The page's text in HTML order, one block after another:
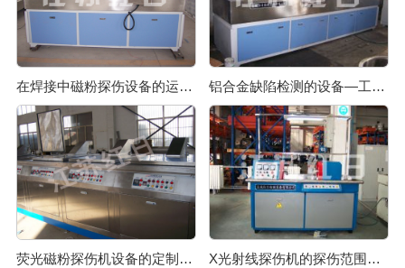
在焊接中磁粉探伤设备的运用如何 铝合金缺陷检测的设备—工业磁粉探伤机
荧光磁粉探伤机设备的定制有哪些要注意的 X光射线探伤机的探伤范围是怎样的